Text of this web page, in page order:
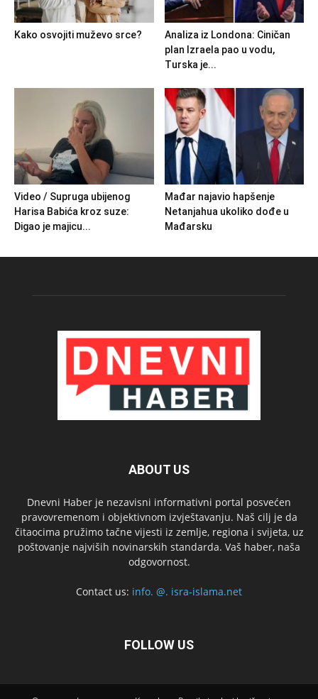
Kako osvojiti muževo srce?
Analiza iz Londona: Ciničan
plan Izraela pao u vodu,
Turska je...
Video / Supruga ubijenog
Harisa Babića kroz suze:
Digao je majicu...
Mađar najavio hapšenje
Netanjahua ukoliko dođe u
Mađarsku
ABOUT US
Dnevni Haber je nezavisni informativni portal posvećen
pravovremenom i objektivnom izvještavanju. Naš cilj je da
čitaocima pružimo tačne vijesti iz zemlje, regiona i svijeta, uz
poštovanje najviših novinarskih standarda. Vaš haber, naša
odgovornost.
Contact us: info. @. isra-islama.net
FOLLOW US